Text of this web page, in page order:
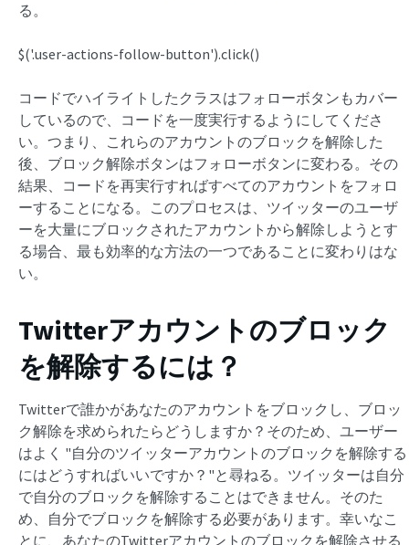
る。
$('.user-actions-follow-button').click()
コードでハイライトしたクラスはフォローボタンもカバー
しているので、コードを一度実行するようにしてくださ
い。つまり、これらのアカウントのブロックを解除した
後、ブロック解除ボタンはフォローボタンに変わる。その
結果、コードを再実行すればすべてのアカウントをフォロ
ーすることになる。このプロセスは、ツイッターのユーザ
ーを大量にブロックされたアカウントから解除しようとす
る場合、最も効率的な方法の一つであることに変わりはな
い。
Twitterアカウントのブロック
を解除するには？
Twitterで誰かがあなたのアカウントをブロックし、ブロッ
ク解除を求められたらどうしますか？そのため、ユーザー
はよく "自分のツイッターアカウントのブロックを解除する
にはどうすればいいですか？"と尋ねる。ツイッターは自分
で自分のブロックを解除することはできません。そのた
め、自分でブロックを解除する必要があります。幸いなこ
とに、あなたのTwitterアカウントのブロックを解除させる